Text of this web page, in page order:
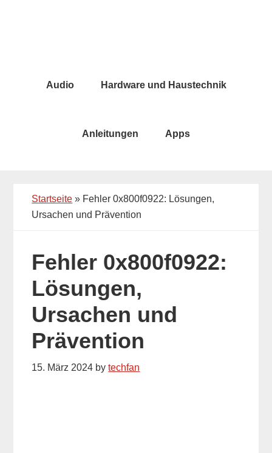
Audio Hardware und Haustechnik
Anleitungen Apps
Startseite » Fehler 0x800f0922: Lösungen,
Ursachen und Prävention
Fehler 0x800f0922:
Lösungen,
Ursachen und
Prävention
15. März 2024 bytechfan